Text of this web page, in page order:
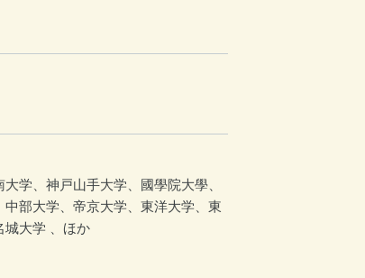
学、神戸山手大学、國學院大學、
部大学、帝京大学、東洋大学、東
城大学 、ほか